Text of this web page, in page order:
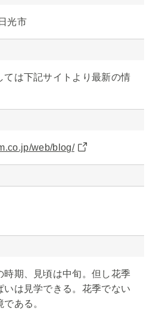
光市
ては下記サイトより最新の情
web/blog/
時期、見頃は中旬。但し花季
いは見学できる。花季でない
ある。